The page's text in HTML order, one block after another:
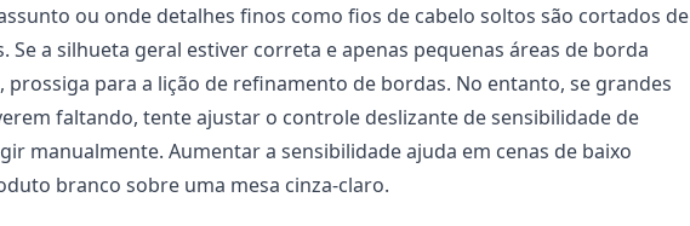
ou onde detalhes finos como fios de cabelo soltos são cortados de
Se a silhueta geral estiver correta e apenas pequenas áreas de borda
para a lição de refinamento de bordas. No entanto, se grandes
faltando, tente ajustar o controle deslizante de sensibilidade de
manualmente. Aumentar a sensibilidade ajuda em cenas de baixo
branco sobre uma mesa cinza-claro.